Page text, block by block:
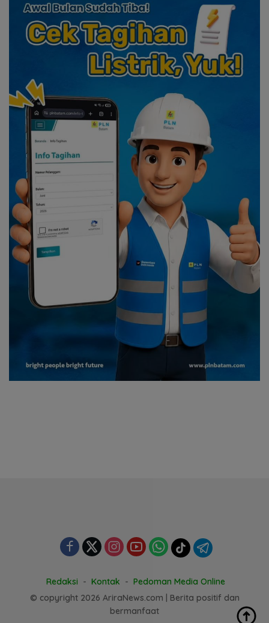
Redaksi Kontak
Pedoman Media Online
© copyright 2026 AriraNews.com | Berita positif dan
bermanfaat